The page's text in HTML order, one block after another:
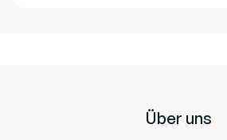
Über uns